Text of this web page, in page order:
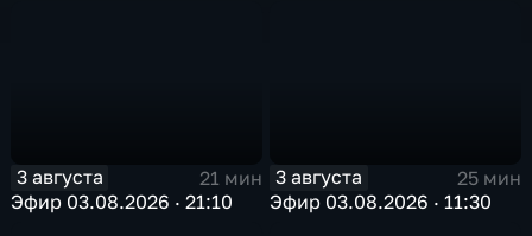
3 августа
21 мин
Эфир 03.08.2026 · 21:10
3 августа
25 мин
Эфир 03.08.2026 · 11:30